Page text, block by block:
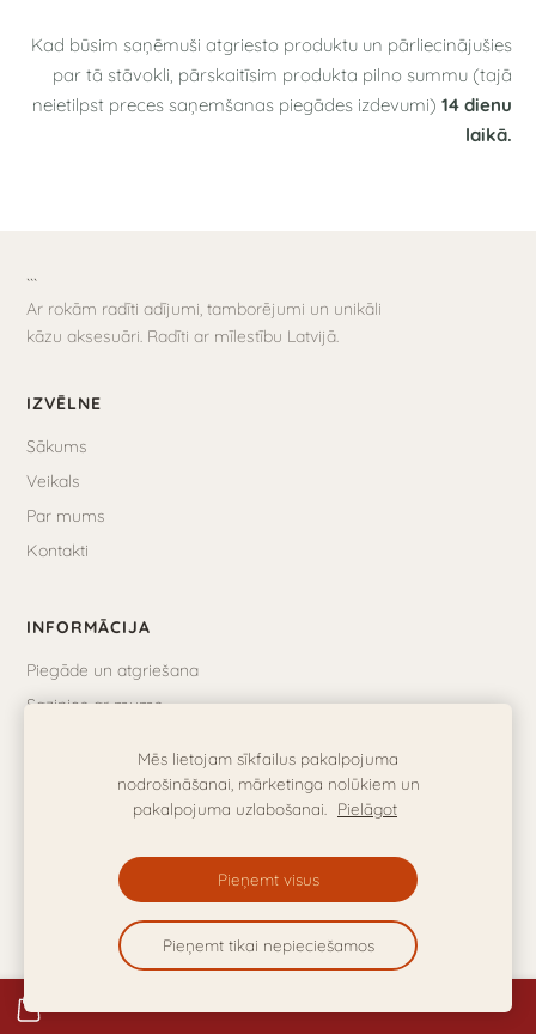
Kad būsim saņēmuši atgriesto produktu un pārliecinājušies
par tā stāvokli, pārskaitīsim produkta pilno summu (tajā
neietilpst preces saņemšanas piegādes izdevumi) 14 dienu
laikā.
```
Ar rokām radīti adījumi, tamborējumi un unikāli
kāzu aksesuāri. Radīti ar mīlestību Latvijā.
IZVĒLNE
Sākums
Veikals
Par mums
Kontakti
INFORMĀCIJA
Piegāde un atgriešana
Sazinies ar mums
SEKO MUMS
YouTube
© 2026 Litas Knitting. Visas tiesības aizsargātas.
Mēs lietojam sīkfailus pakalpojuma
nodrošināšanai, mārketinga nolūkiem un
pakalpojuma uzlabošanai.
Pielāgot
Pieņemt visus
Pieņemt tikai nepieciešamos